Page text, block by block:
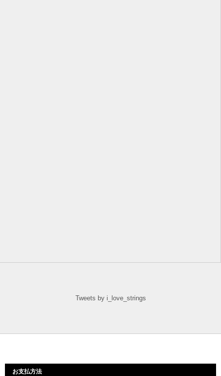
Tweets by i_love_strings
お支払方法